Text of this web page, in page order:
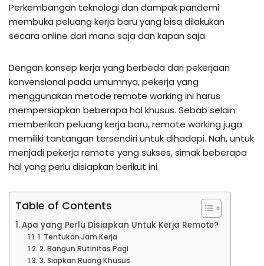
Perkembangan teknologi dan dampak pandemi
membuka peluang kerja baru yang bisa dilakukan
secara online dari mana saja dan kapan saja.
Dengan konsep kerja yang berbeda dari pekerjaan
konvensional pada umumnya, pekerja yang
menggunakan metode remote working ini harus
mempersiapkan beberapa hal khusus. Sebab selain
memberikan peluang kerja baru, remote working juga
memiliki tantangan tersendiri untuk dihadapi. Nah, untuk
menjadi pekerja remote yang sukses, simak beberapa
hal yang perlu disiapkan berikut ini.
Table of Contents
Apa yang Perlu Disiapkan Untuk Kerja Remote?
1. Tentukan Jam Kerja
2. Bangun Rutinitas Pagi
3. Siapkan Ruang Khusus